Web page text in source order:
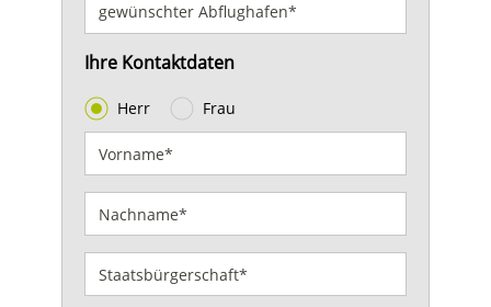
Ihre Kontaktdaten
Herr Frau